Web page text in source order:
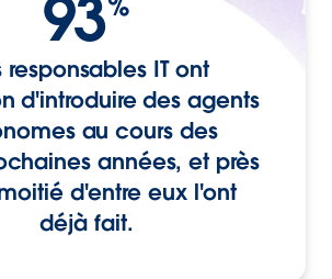
93
responsables IT ont
d'introduire des agents
au cours des
années, et près
d'entre eux l'ont
déjà fait.